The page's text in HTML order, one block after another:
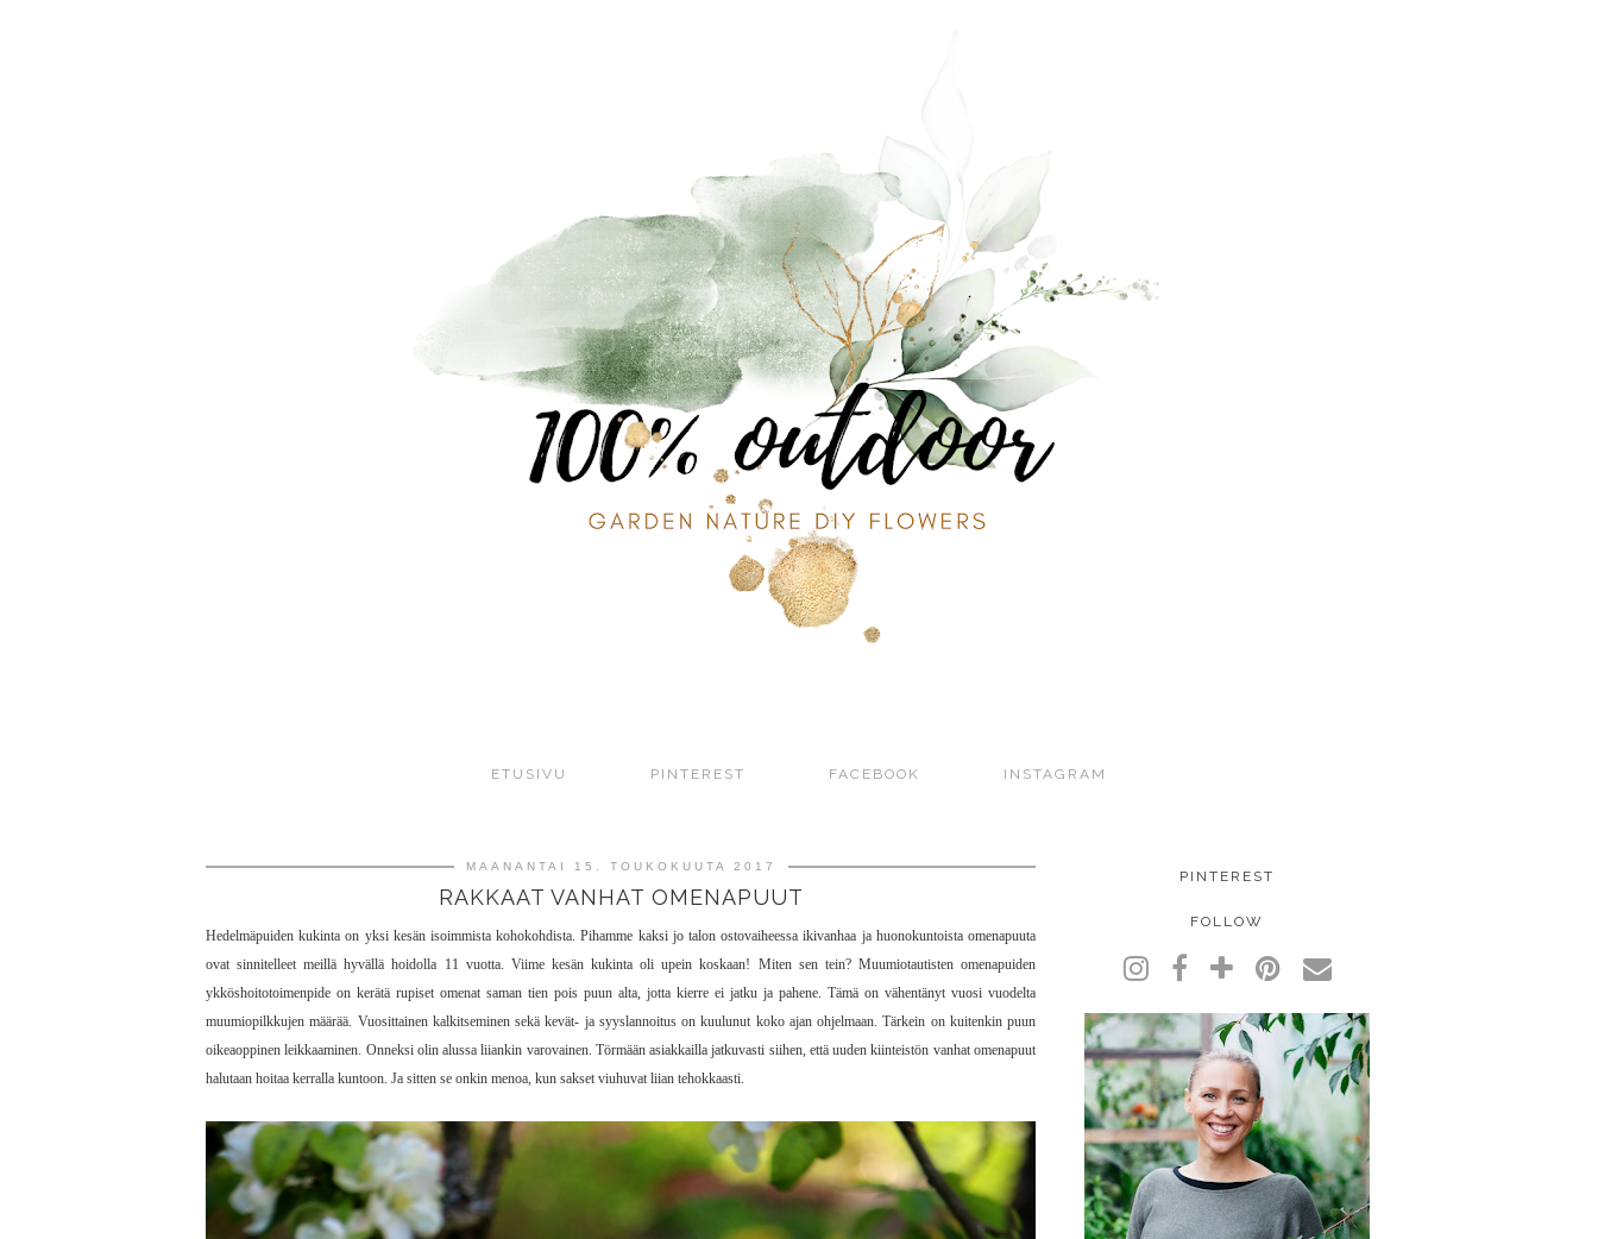
ETUSIVU PINTEREST FACEBOOK INSTAGRAM
MAANANTAI 15. TOUKOKUUTA 2017
RAKKAAT VANHAT OMENAPUUT
Hedelmäpuiden kukinta on yksi kesän isoimmista kohokohdista. Pihamme kaksi jo talon ostovaiheessa ikivanhaa ja huonokuntoista omenapuuta
ovat sinnitelleet meillä hyvällä hoidolla 11 vuotta. Viime kesän kukinta oli upein koskaan! Miten sen tein? Muumiotautisten omenapuiden
ykköshoitotoimenpide on kerätä rupiset omenat saman tien pois puun alta, jotta kierre ei jatku ja pahene. Tämä on vähentänyt vuosi vuodelta
muumiopilkkujen määrää. Vuosittainen kalkitseminen sekä kevät- ja syyslannoitus on kuulunut koko ajan ohjelmaan. Tärkein on kuitenkin puun
oikeaoppinen leikkaaminen. Onneksi olin alussa liiankin varovainen. Törmään asiakkailla jatkuvasti siihen, että uuden kiinteistön vanhat omenapuut
halutaan hoitaa kerralla kuntoon. Ja sitten se onkin menoa, kun sakset viuhuvat liian tehokkaasti.
PINTEREST
FOLLOW